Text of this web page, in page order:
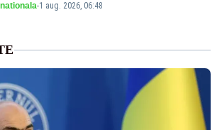
-1 aug. 2026, 06:48